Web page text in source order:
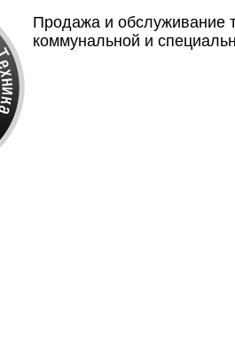
Продажа и обслуживание
коммунальной и